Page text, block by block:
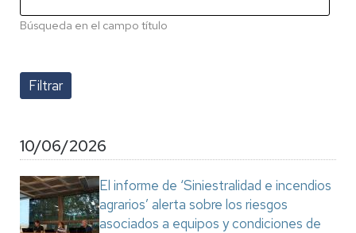
Búsqueda en el campo título
10/06/2026
El informe de ‘Siniestralidad e incendios
agrarios’ alerta sobre los riesgos
asociados a equipos y condiciones de